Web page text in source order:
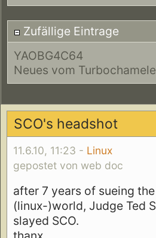
Zufällige Eintrage
YAOBG4C64
Neues vom
SCO's headshot
11.6.10, 11:23 - Linux
gepostet von web doc
after 7 years of sueing
(linux-)world, Judge Ted
slayed SCO.